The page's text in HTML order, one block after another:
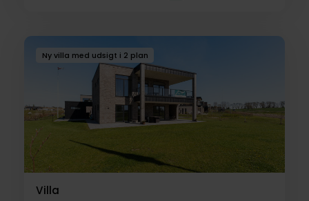
Ny villa med udsigt i 2 plan
Villa